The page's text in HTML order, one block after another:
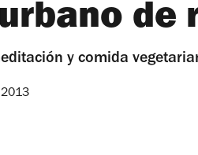
de
y comida
2013